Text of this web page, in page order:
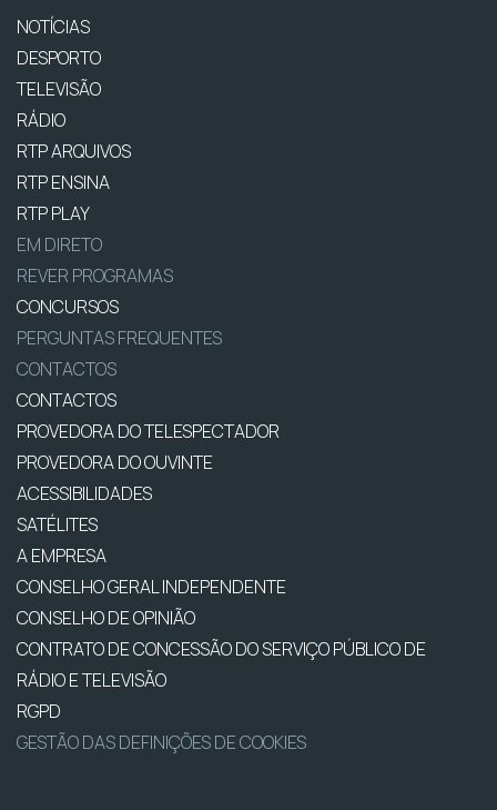
NOTÍCIAS
DESPORTO
TELEVISÃO
RÁDIO
RTP ARQUIVOS
RTP ENSINA
RTP PLAY
EM DIRETO
REVER PROGRAMAS
CONCURSOS
PERGUNTAS FREQUENTES
CONTACTOS
CONTACTOS
PROVEDORA DO TELESPECTADOR
PROVEDORA DO OUVINTE
ACESSIBILIDADES
SATÉLITES
A EMPRESA
CONSELHO GERAL INDEPENDENTE
CONSELHO DE OPINIÃO
CONTRATO DE CONCESSÃO DO SERVIÇO PÚBLICO DE
RÁDIO E TELEVISÃO
RGPD
GESTÃO DAS DEFINIÇÕES DE COOKIES